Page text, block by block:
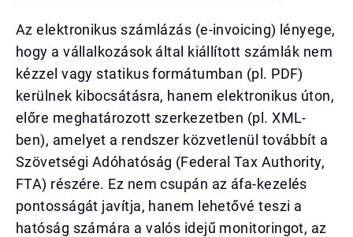
Az elektronikus számlázás (e-invoicing) lényege,
hogy a vállalkozások által kiállított számlák nem
kézzel vagy statikus formátumban (pl. PDF)
kerülnek kibocsátásra, hanem elektronikus úton,
előre meghatározott szerkezetben (pl. XML-
ben), amelyet a rendszer közvetlenül továbbít a
Szövetségi Adóhatóság (Federal Tax Authority,
FTA) részére. Ez nem csupán az áfa-kezelés
pontosságát javítja, hanem lehetővé teszi a
hatóság számára a valós idejű monitoringot, az